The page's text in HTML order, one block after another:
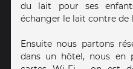
du lait pour ses
échanger le lait contre de
Ensuite nous partons
dans un hôtel, nous en